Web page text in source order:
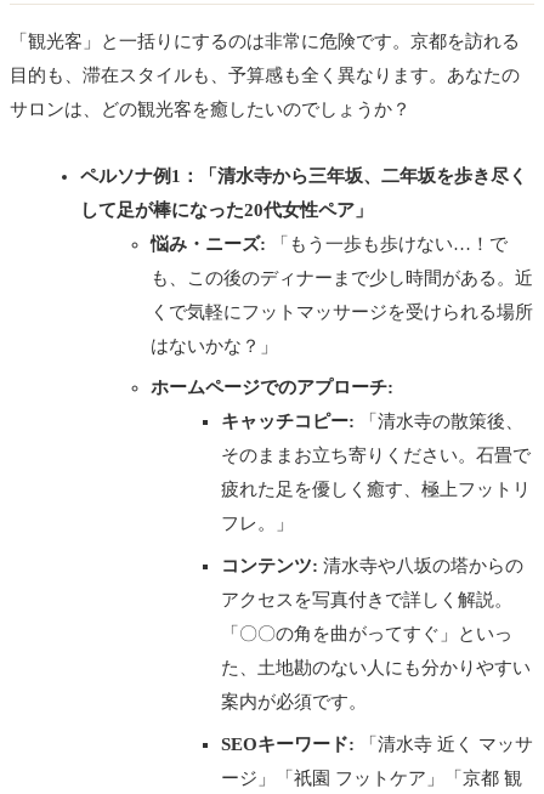
「観光客」と一括りにするのは非常に危険です。京都を訪れる
目的も、滞在スタイルも、予算感も全く異なります。あなたの
サロンは、どの観光客を癒したいのでしょうか？
ペルソナ例1：「清水寺から三年坂、二年坂を歩き尽く
して足が棒になった20代女性ペア」
悩み・ニーズ: 「もう一歩も歩けない…！で
も、この後のディナーまで少し時間がある。近
くで気軽にフットマッサージを受けられる場所
はないかな？」
ホームページでのアプローチ:
キャッチコピー: 「清水寺の散策後、
そのままお立ち寄りください。石畳で
疲れた足を優しく癒す、極上フットリ
フレ。」
コンテンツ: 清水寺や八坂の塔からの
アクセスを写真付きで詳しく解説。
「〇〇の角を曲がってすぐ」といっ
た、土地勘のない人にも分かりやすい
案内が必須です。
SEOキーワード: 「清水寺 近く マッサ
ージ」「祇園 フットケア」「京都 観